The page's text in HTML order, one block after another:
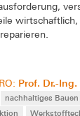
Prof. Dr.-
nachhaltiges Bauen